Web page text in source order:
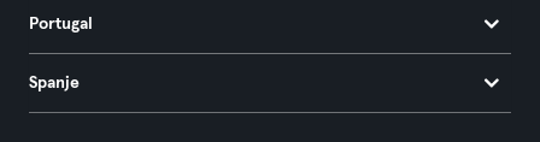
Portugal
Spanje